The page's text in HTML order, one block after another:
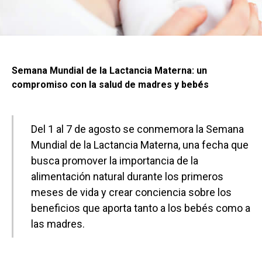
Semana Mundial de la Lactancia Materna: un
compromiso con la salud de madres y bebés
Del 1 al 7 de agosto se conmemora la Semana
Mundial de la Lactancia Materna, una fecha que
busca promover la importancia de la
alimentación natural durante los primeros
meses de vida y crear conciencia sobre los
beneficios que aporta tanto a los bebés como a
las madres.